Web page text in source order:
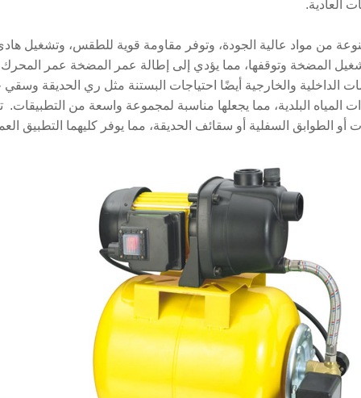
العادية.
من مواد عالية الجودة، وتوفر مقاومة قوية للطقس، وتشغيل
المضخة وتوقفها، مما يؤدي إلى إطالة عمر المضخة عمر المحرك.
الداخلية والخارجية أيضًا احتياجات البستنة مثل ري الحديقة
المياه البلدية، مما يجعلها مناسبة لمجموعة واسعة من
أو الطوابق السفلية أو سقائف الحديقة، مما يوفر كليهما التطبيق